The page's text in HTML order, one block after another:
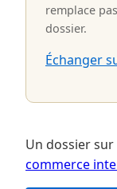
remplace
dossier.
Échanger
Un dossier sur
commerce